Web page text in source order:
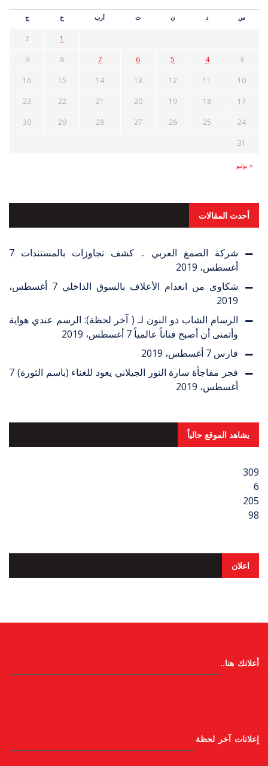
س د ن ث أرب خ ج
« يوليو
1
2
3
4
5
6
7
8
9
10
11
12
13
14
15
16
17
18
19
20
21
22
23
24
25
26
27
28
29
30
31
أحدث المقالات
شركة الصمغ العربي .. كشف تجاوزات بالمستندات 7
أغسطس، 2019
شكاوى من انعدام الأعلاف بالسوق الداخلي
7 أغسطس،
2019
الرسام الشاب ذو النون لـ ( آخر لحظة): الرسم عندي هواية
وأتمنى أن أصبح فناناً عالمياً7 أغسطس، 2019
فارس 7 أغسطس، 2019
فجر مفاجأة سارة النور الجيلاني يعود للغناء (باسم الثورة) 7
أغسطس، 2019
يشاهد الموقع حالياُ
309
6
205
98
اعلان
أعلانك هنا..
إعلانات آخر لحظة